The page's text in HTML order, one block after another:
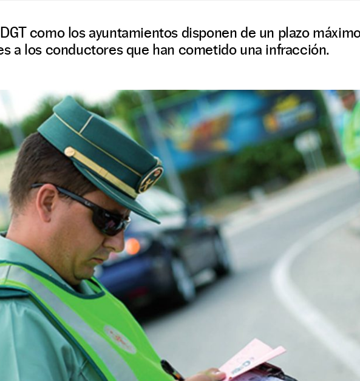
como los ayuntamientos disponen de un plazo
a los conductores que han cometido una infracción.